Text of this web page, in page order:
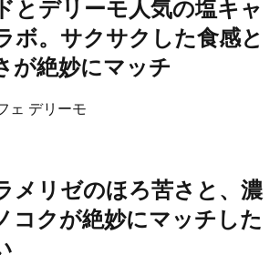
とデリーモ人気の塩キャ
ボ。サクサクした食感と
が絶妙にマッチ
ェ デリーモ
メリゼのほろ苦さと、濃
コクが絶妙にマッチした